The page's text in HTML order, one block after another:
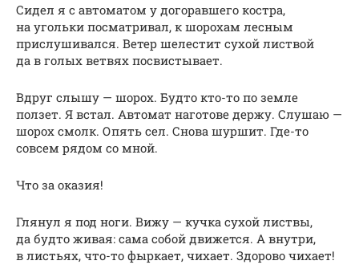
Сидел я с автоматом у догоравшего костра,
на угольки посматривал, к шорохам лесным
прислушивался. Ветер шелестит сухой листвой
да в голых ветвях посвистывает.
Вдруг слышу — шорох. Будто кто-то по земле
ползет. Я встал. Автомат наготове держу. Слушаю —
шорох смолк. Опять сел. Снова шуршит. Где-то
совсем рядом со мной.
Что за оказия!
Глянул я под ноги. Вижу — кучка сухой листвы,
да будто живая: сама собой движется. А внутри,
в листьях, что-то фыркает, чихает. Здорово чихает!